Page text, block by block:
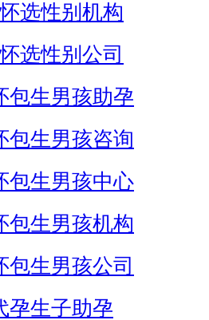
选性别机构
选性别公司
包生男孩助孕
包生男孩咨询
包生男孩中心
包生男孩机构
包生男孩公司
孕生子助孕